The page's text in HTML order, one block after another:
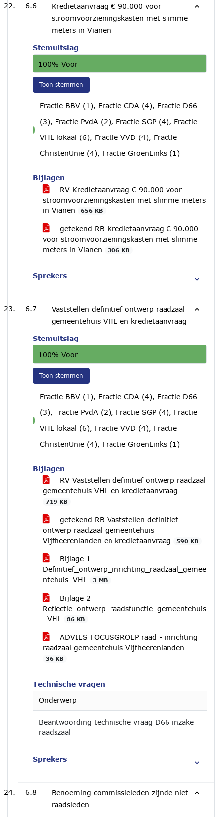
6.6
Kredietaanvraag € 90.000 voor
stroomvoorzieningskasten met slimme
meters in Vianen
Stemuitslag
100% Voor
Toon stemmen
voor
Fractie BBV (1), Fractie CDA (4), Fractie D66
(3), Fractie PvdA (2), Fractie SGP (4), Fractie
VHL lokaal (6), Fractie VVD (4), Fractie
ChristenUnie (4), Fractie GroenLinks (1)
Bijlagen
RV Kredietaanvraag € 90.000 voor
stroomvoorzieningskasten met slimme meters
in Vianen
656 KB
getekend RB Kredietaanvraag € 90.000
voor stroomvoorzieningskasten met slimme
meters in Vianen
306 KB
Sprekers
6.7
Vaststellen definitief ontwerp raadzaal
gemeentehuis VHL en kredietaanvraag
Stemuitslag
100% Voor
Toon stemmen
voor
Fractie BBV (1), Fractie CDA (4), Fractie D66
(3), Fractie PvdA (2), Fractie SGP (4), Fractie
VHL lokaal (6), Fractie VVD (4), Fractie
ChristenUnie (4), Fractie GroenLinks (1)
Bijlagen
RV Vaststellen definitief ontwerp raadzaal
gemeentehuis VHL en kredietaanvraag
719 KB
getekend RB Vaststellen definitief
ontwerp raadzaal gemeentehuis
Vijfheerenlanden en kredietaanvraag
590 KB
Bijlage 1
Definitief_ontwerp_inrichting_raadzaal_gemee
ntehuis_VHL
3 MB
Bijlage 2
Reflectie_ontwerp_raadsfunctie_gemeentehuis
_VHL
86 KB
ADVIES FOCUSGROEP raad - inrichting
raadzaal gemeentehuis Vijfheerenlanden
36 KB
Technische vragen
Onderwerp
Beantwoording technische vraag D66 inzake
raadszaal
Sprekers
6.8
Benoeming commissieleden zijnde niet-
raadsleden